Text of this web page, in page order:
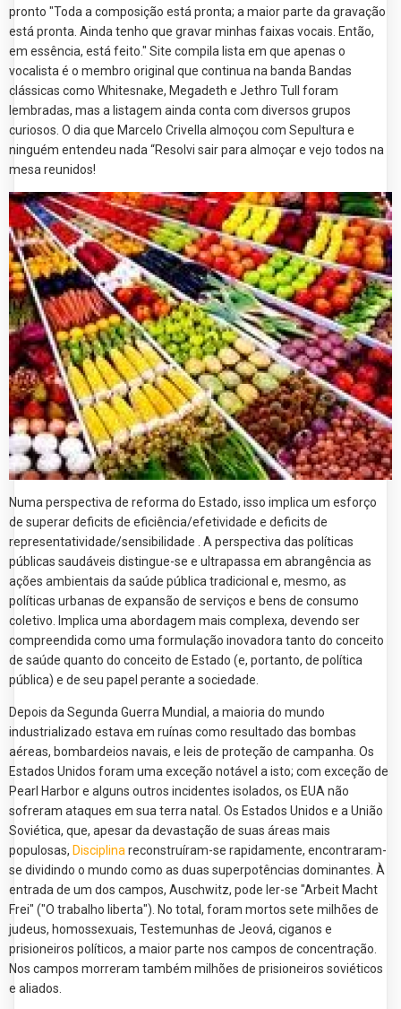
pronto "Toda a composição está pronta; a maior parte da gravação
está pronta. Ainda tenho que gravar minhas faixas vocais. Então,
em essência, está feito." Site compila lista em que apenas o
vocalista é o membro original que continua na banda Bandas
clássicas como Whitesnake, Megadeth e Jethro Tull foram
lembradas, mas a listagem ainda conta com diversos grupos
curiosos. O dia que Marcelo Crivella almoçou com Sepultura e
ninguém entendeu nada “Resolvi sair para almoçar e vejo todos na
mesa reunidos!
Numa perspectiva de reforma do Estado, isso implica um esforço
de superar deficits de eficiência/efetividade e deficits de
representatividade/sensibilidade . A perspectiva das políticas
públicas saudáveis distingue-se e ultrapassa em abrangência as
ações ambientais da saúde pública tradicional e, mesmo, as
políticas urbanas de expansão de serviços e bens de consumo
coletivo. Implica uma abordagem mais complexa, devendo ser
compreendida como uma formulação inovadora tanto do conceito
de saúde quanto do conceito de Estado (e, portanto, de política
pública) e de seu papel perante a sociedade.
Depois da Segunda Guerra Mundial, a maioria do mundo
industrializado estava em ruínas como resultado das bombas
aéreas, bombardeios navais, e leis de proteção de campanha. Os
Estados Unidos foram uma exceção notável a isto; com exceção de
Pearl Harbor e alguns outros incidentes isolados, os EUA não
sofreram ataques em sua terra natal. Os Estados Unidos e a União
Soviética, que, apesar da devastação de suas áreas mais
populosas, Disciplina reconstruíram-se rapidamente, encontraram-
se dividindo o mundo como as duas superpotências dominantes. À
entrada de um dos campos, Auschwitz, pode ler-se "Arbeit Macht
Frei" ("O trabalho liberta"). No total, foram mortos sete milhões de
judeus, homossexuais, Testemunhas de Jeová, ciganos e
prisioneiros políticos, a maior parte nos campos de concentração.
Nos campos morreram também milhões de prisioneiros soviéticos
e aliados.